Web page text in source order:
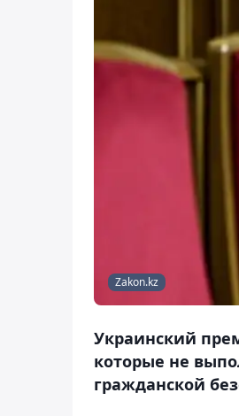
Zakon.kz
Украинский
которые не
гражданской